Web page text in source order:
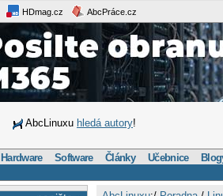
HDmag.cz AbcPráce.cz
AbcLinuxu hledá autory!
Hardware Software Články Učebnice